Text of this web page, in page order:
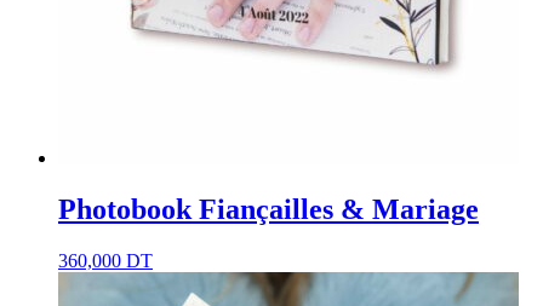
Photobook Fiançailles & Mariage
360,000 DT